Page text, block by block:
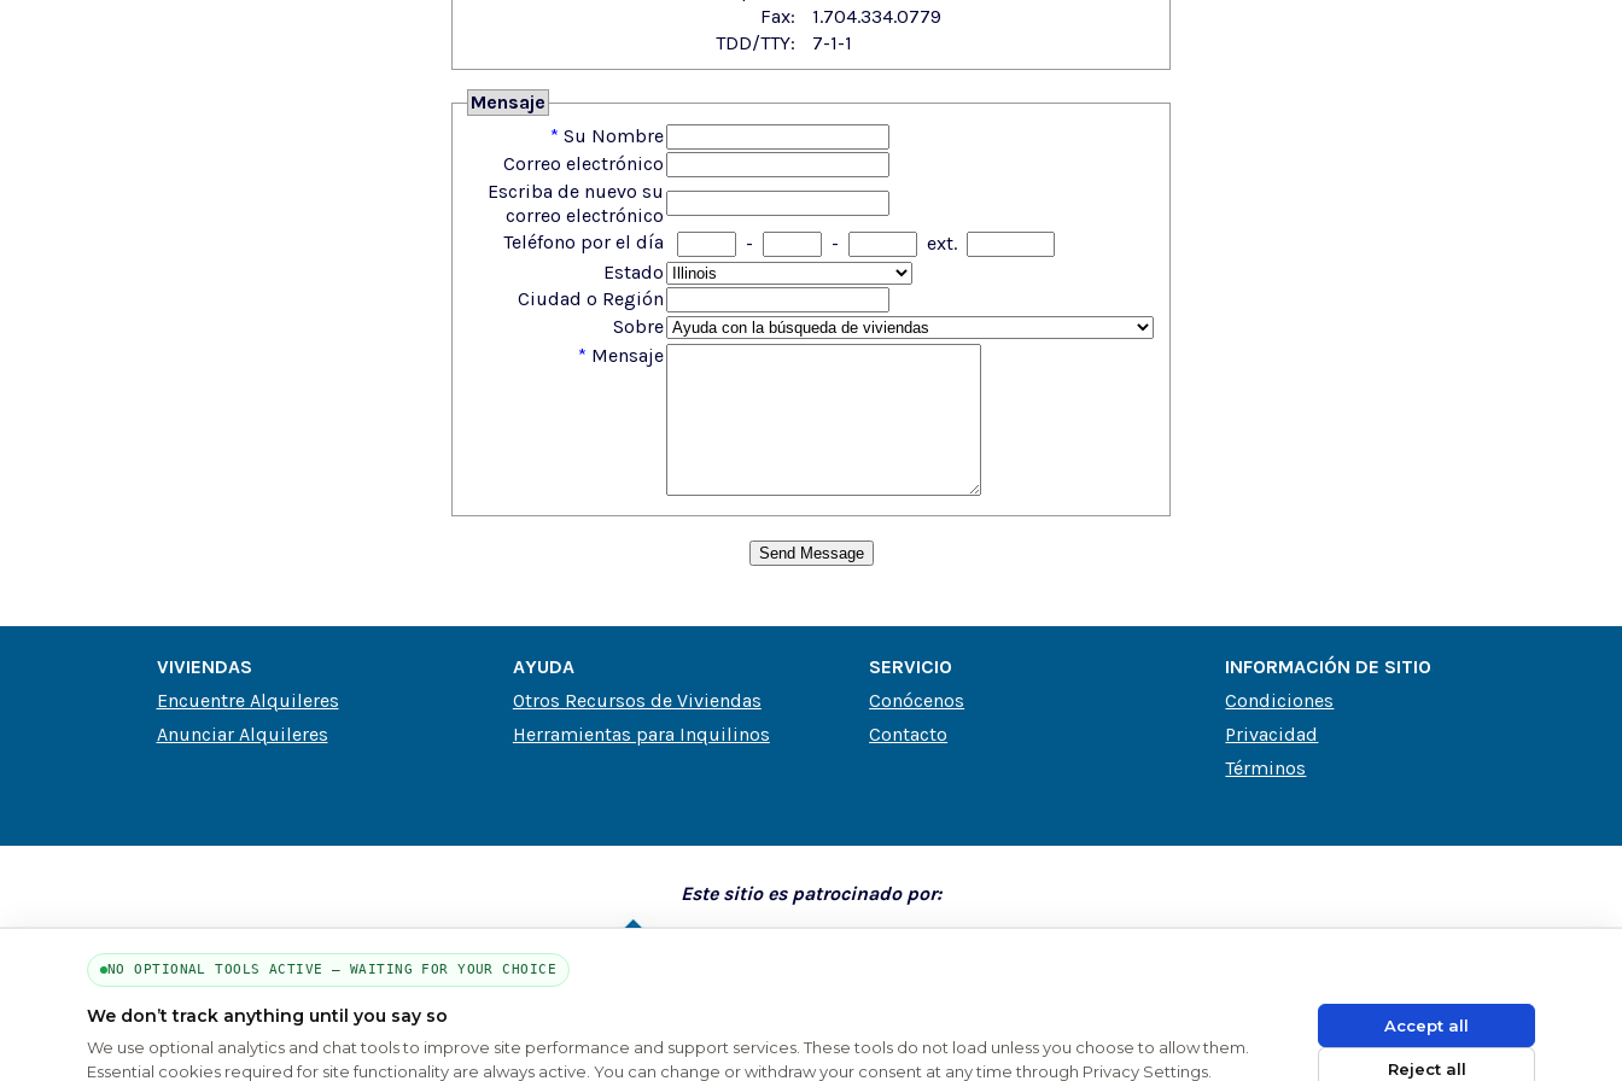
1.704.334.0779
7-1-1
Mensaje
* Su Nombre
Correo electrónico
Escriba de nuevo su
correo electrónico
Teléfono por el día
- -
ext.
Estado
Ciudad o Región
Sobre
* Mensaje
VIVIENDAS
Encuentre Alquileres
Anunciar Alquileres
AYUDA
Otros Recursos de Viviendas
Herramientas para Inquilinos
SERVICIO
Conócenos
Contacto
INFORMACIÓN DE SITIO
Condiciones
Privacidad
Términos
Este sitio es patrocinado por:
PARTE DE LA RED MYHOUSINGSEARCH
NO OPTIONAL TOOLS ACTIVE — WAITING FOR YOUR CHOICE
We don’t track anything until you say so
We use optional analytics and chat tools to improve site performance and support services. These tools do not load unless you choose to allow them.
Essential cookies required for site functionality are always active. You can change or withdraw your consent at any time through Privacy Settings.
Accept all
Reject all